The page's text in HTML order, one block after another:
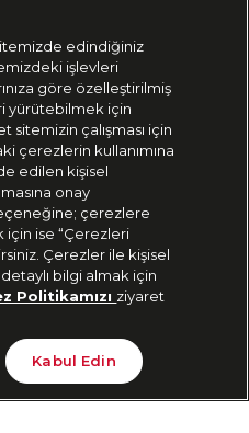
edindiğiniz
işlevleri
göre özelleştirilmiş
yürütebilmek için
sitemizin çalışması için
çerezlerin kullanımına
edilen kişisel
onay
çerezlere
ise “Çerezleri
Çerezler ile kişisel
bilgi almak için
Politikamızı ziyaret
Kabul Edin